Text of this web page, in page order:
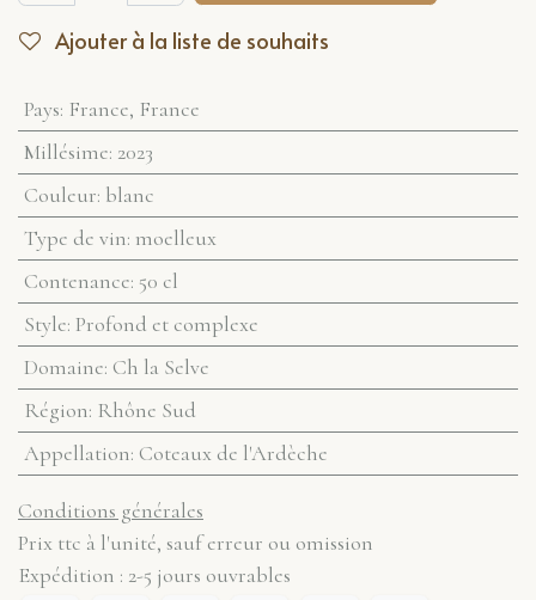
Ajouter à la liste de souhaits
Pays: France, France
Millésime: 2023
Couleur: blanc
Type de vin: moelleux
Contenance: 50 cl
Style: Profond et complexe
Domaine: Ch la Selve
Région: Rhône Sud
Appellation: Coteaux de l'Ardèche
Conditions générales
Prix ttc à l'unité, sauf erreur ou omission
Expédition : 2-5 jours ouvrables